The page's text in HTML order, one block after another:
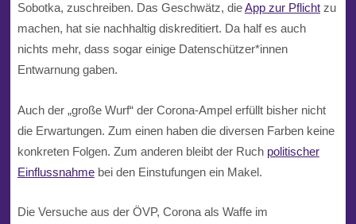
Sobotka, zuschreiben. Das Geschwätz, dieApp zur Pflichtzu
machen, hat sie nachhaltig diskreditiert. Da half es auch
nichts mehr, dass sogar einige Datenschützer*innen
Entwarnung gaben.
Auch der „große Wurf“ der Corona-Ampel erfüllt bisher nicht
die Erwartungen. Zum einen haben die diversen Farben keine
konkreten Folgen. Zum anderen bleibt der Ruch politischer
Einflussnahmebei den Einstufungen ein Makel.
Die Versuche aus der ÖVP, Corona als Waffe im